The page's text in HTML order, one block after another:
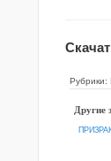
Рубрики:
Другие